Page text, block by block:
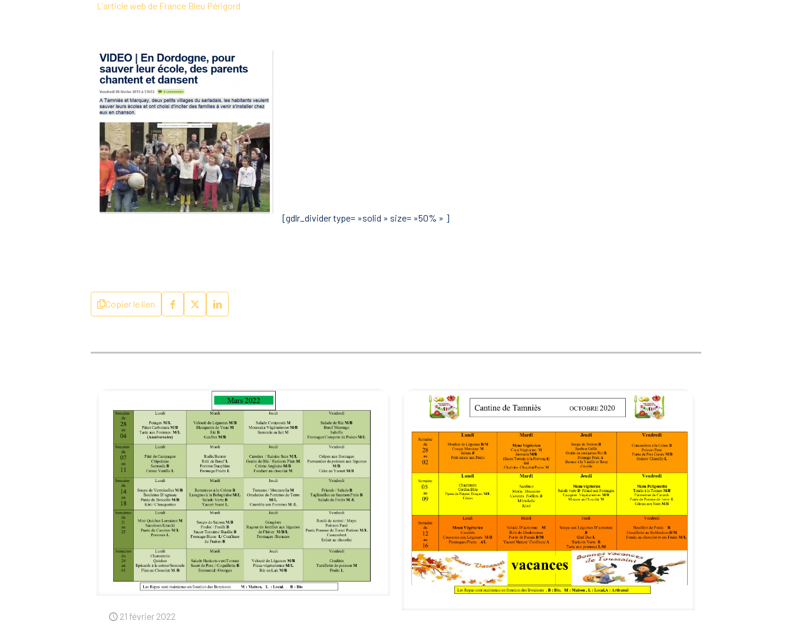
L’article web de France Bleu Périgord
[gdlr_divider type= »solid » size= »50% » ]
Copier le lien
21 février 2022